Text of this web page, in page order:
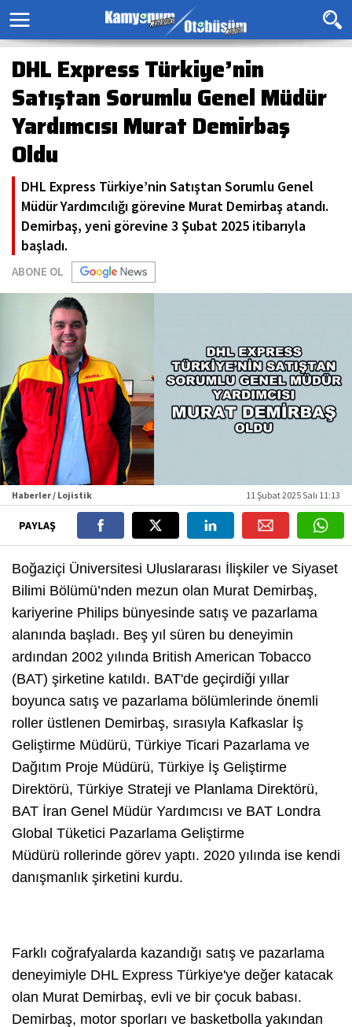
DHL Express Türkiye’nin
Satıştan Sorumlu Genel Müdür
Yardımcısı Murat Demirbaş
Oldu
DHL Express Türkiye’nin Satıştan Sorumlu Genel
Müdür Yardımcılığı görevine Murat Demirbaş atandı.
Demirbaş, yeni görevine 3 Şubat 2025 itibarıyla
başladı.
ABONE OL
Haberler / Lojistik 11 Şubat 2025 Salı 11:13
PAYLAŞ
Boğaziçi Üniversitesi Uluslararası İlişkiler ve Siyaset
Bilimi Bölümü’nden mezun olan Murat Demirbaş,
kariyerine Philips bünyesinde satış ve pazarlama
alanında başladı. Beş yıl süren bu deneyimin
ardından 2002 yılında British American Tobacco
(BAT) şirketine katıldı. BAT'de geçirdiği yıllar
boyunca satış ve pazarlama bölümlerinde önemli
roller üstlenen Demirbaş, sırasıyla Kafkaslar İş
Geliştirme Müdürü, Türkiye Ticari Pazarlama ve
Dağıtım Proje Müdürü, Türkiye İş Geliştirme
Direktörü, Türkiye Strateji ve Planlama Direktörü,
BAT İran Genel Müdür Yardımcısı ve BAT Londra
Global Tüketici Pazarlama Geliştirme
Müdürü rollerinde görev yaptı. 2020 yılında ise kendi
danışmanlık şirketini kurdu.
Farklı coğrafyalarda kazandığı satış ve pazarlama
deneyimiyle DHL Express Türkiye'ye değer katacak
olan Murat Demirbaş, evli ve bir çocuk babası.
Demirbaş, motor sporları ve basketbolla yakından